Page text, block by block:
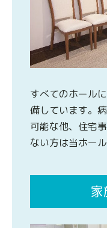
すべてのホール
備しています。
可能な他、住宅
ない方は当ホー